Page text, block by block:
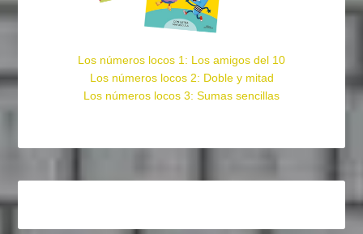
Los números locos 1: Los amigos del 10
Los números locos 2: Doble y mitad
Los números locos 3: Sumas sencillas